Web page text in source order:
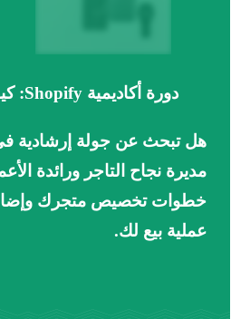
دورة أكاديمية Shopify: كيف تبدأ Shopify
هل تبحث عن جولة إرشادية في Shopify؟
مديرة نجاح التاجر ورائدة
خطوات تخصيص متجرك وإضافة
عملية بيع لك.